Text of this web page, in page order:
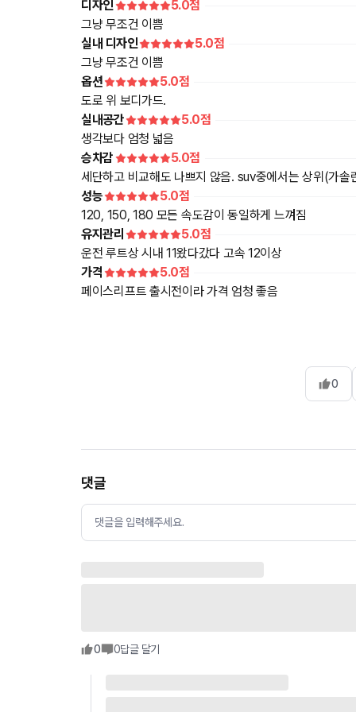
디자인 5.0점
그냥 무조건 이쁨
실내 디자인
5.0점
그냥 무조건 이쁨
옵션
5.0점
도로 위 보디가드.
실내공간
5.0점
생각보다 엄청 넓음
승차감
5.0점
세단하고 비교해도 나쁘지 않음. suv중에서는 상위(가솔
성능
5.0점
120, 150, 180 모든 속도감이 동일하게 느껴짐
유지관리
5.0점
운전 루트상 시내 11왔다갔다 고속 12이상
가격
5.0점
페이스리프트 출시전이라 가격 엄청 좋음
0
댓글
댓글을 입력해주세요.
0 0답글 달기